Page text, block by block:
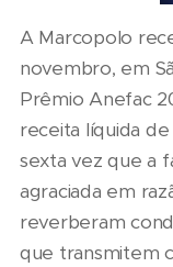
A Marcopolo
novembro, em
Prêmio Anefac
receita líquida de
sexta vez que a
agraciada em
reverberam
que transmitem